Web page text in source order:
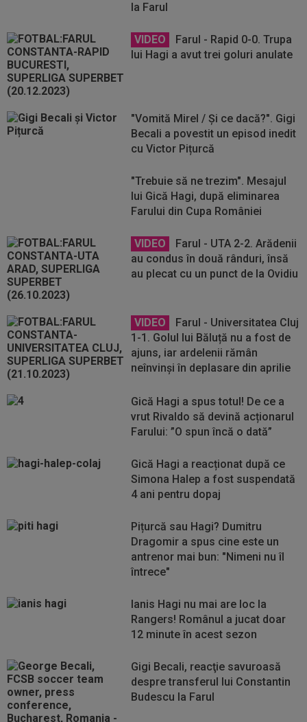
la Farul
VIDEO
Farul - Rapid 0-0. Trupa
lui Hagi a avut trei goluri anulate
"Vomită Mirel / Și ce dacă?". Gigi
Becali a povestit un episod inedit
cu Victor Pițurcă
"Trebuie să ne trezim". Mesajul
lui Gică Hagi, după eliminarea
Farului din Cupa României
VIDEO
Farul - UTA 2-2. Arădenii
au condus în două rânduri, însă
au plecat cu un punct de la Ovidiu
VIDEO
Farul - Universitatea Cluj
1-1. Golul lui Băluță nu a fost de
ajuns, iar ardelenii rămân
neînvinși în deplasare din aprilie
Gică Hagi a spus totul! De ce a
vrut Rivaldo să devină acționarul
Farului: ”O spun încă o dată”
Gică Hagi a reacționat după ce
Simona Halep a fost suspendată
4 ani pentru dopaj
Pițurcă sau Hagi? Dumitru
Dragomir a spus cine este un
antrenor mai bun: "Nimeni nu îl
întrece"
Ianis Hagi nu mai are loc la
Rangers! Românul a jucat doar
12 minute în acest sezon
Gigi Becali, reacţie savuroasă
despre transferul lui Constantin
Budescu la Farul